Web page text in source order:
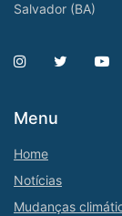
Salvador (BA)
Menu
Home
Notícias
Mudanças